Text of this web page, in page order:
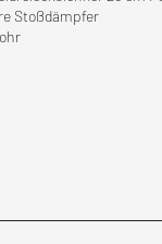
Stoßdämpfer